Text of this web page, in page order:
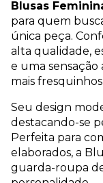
Blusas
para quem
única peça.
alta qualidade,
e uma sensação
mais fresquinhos.
Seu design
destacando-se
Perfeita para
elaborados, a
guarda-roupa